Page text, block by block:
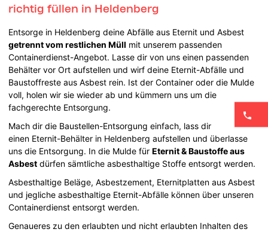
richtig füllen in Heldenberg
Entsorge in Heldenberg deine Abfälle aus Eternit und Asbest
getrennt vom restlichen Müll mit unserem passenden
Containerdienst-Angebot. Lasse dir von uns einen passenden
Behälter vor Ort aufstellen und wirf deine Eternit-Abfälle und
Baustoffreste aus Asbest rein. Ist der Container oder die Mulde
voll, holen wir sie wieder ab und kümmern uns um die
fachgerechte Entsorgung.
Mach dir die Baustellen-Entsorgung einfach, lass dir
einen Eternit-Behälter in Heldenberg aufstellen und überlasse
uns die Entsorgung. In die Mulde fürEternit & Baustoffe aus
Asbest dürfen sämtliche asbesthaltige Stoffe entsorgt werden.
Asbesthaltige Beläge, Asbestzement, Eternitplatten aus Asbest
und jegliche asbesthaltige Eternit-Abfälle können über unseren
Containerdienst entsorgt werden.
Genaueres zu den erlaubten und nicht erlaubten Inhalten des